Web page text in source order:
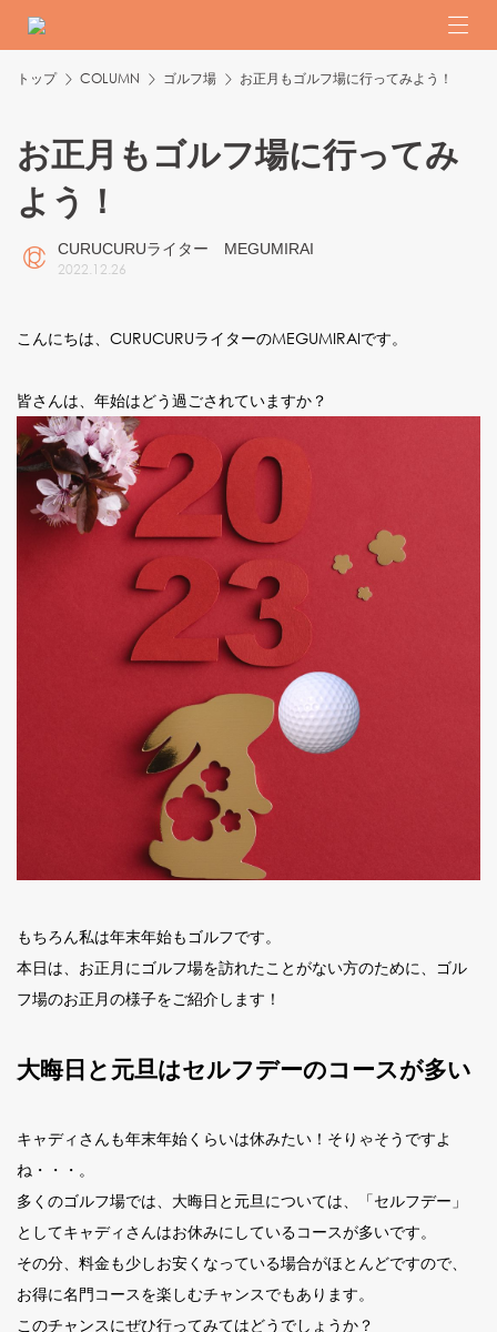
トップ COLUMN ゴルフ場 お正月もゴルフ場に行ってみよう！
お正月もゴルフ場に行ってみ
よう！
CURUCURUライター MEGUMIRAI
2022.12.26
こんにちは、CURUCURUライターのMEGUMIRAIです。
皆さんは、年始はどう過ごされていますか？
もちろん私は年末年始もゴルフです。
本日は、お正月にゴルフ場を訪れたことがない方のために、ゴル
フ場のお正月の様子をご紹介します！
大晦日と元旦はセルフデーのコースが多い
キャディさんも年末年始くらいは休みたい！そりゃそうですよ
ね・・・。
多くのゴルフ場では、大晦日と元旦については、「セルフデー」
としてキャディさんはお休みにしているコースが多いです。
その分、料金も少しお安くなっている場合がほとんどですので、
お得に名門コースを楽しむチャンスでもあります。
このチャンスにぜひ行ってみてはどうでしょうか？